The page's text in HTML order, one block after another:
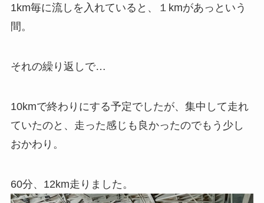
1km毎に流しを入れていると、１kmがあっという
間。
それの繰り返しで…
10kmで終わりにする予定でしたが、集中して走れ
ていたのと、走った感じも良かったのでもう少し
おかわり。
60分、12km走りました。